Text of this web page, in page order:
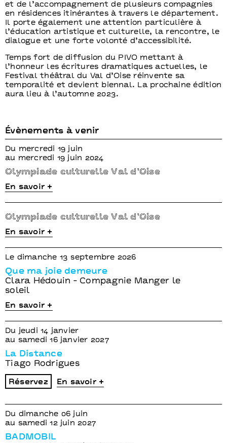
et de l’accompagnement de plusieurs compagnies
en résidences itinérantes à travers le département.
Il porte également une attention particulière à
l’éducation artistique et culturelle, la rencontre, le
dialogue et une forte volonté d’accessibilité.
Temps fort de diffusion du PIVO mettant à
l’honneur les écritures dramatiques actuelles, le
Festival théâtral du Val d’Oise réinvente sa
temporalité et devient biennal. La prochaine édition
aura lieu à l’automne 2023.
Évènements à venir
Du mercredi 19 juin
au mercredi 19 juin 2024
Olympiade culturelle Val d’Oise
En savoir +
Olympiade culturelle Val d’Oise
En savoir +
Le dimanche 13 septembre 2026
Que ma joie demeure
Clara Hédouin - Compagnie Manger le
soleil
En savoir +
Du jeudi 14 janvier
au samedi 16 janvier 2027
La Distance
Tiago Rodrigues
Réservez En savoir +
Du dimanche 06 juin
au samedi 12 juin 2027
BADMOBIL